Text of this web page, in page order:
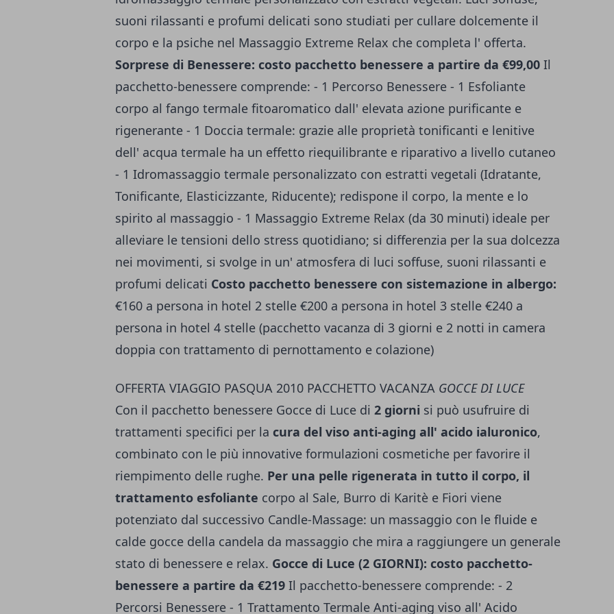
suoni rilassanti e profumi delicati sono studiati per cullare dolcemente il
corpo e la psiche nel Massaggio Extreme Relax che completa l' offerta.
Sorprese di Benessere: costo pacchetto benessere a partire da €99,00 Il
pacchetto-benessere comprende: - 1 Percorso Benessere - 1 Esfoliante
corpo al fango termale fitoaromatico dall' elevata azione purificante e
rigenerante - 1 Doccia termale: grazie alle proprietà tonificanti e lenitive
dell' acqua termale ha un effetto riequilibrante e riparativo a livello cutaneo
- 1 Idromassaggio termale personalizzato con estratti vegetali (Idratante,
Tonificante, Elasticizzante, Riducente); redispone il corpo, la mente e lo
spirito al massaggio - 1 Massaggio Extreme Relax (da 30 minuti) ideale per
alleviare le tensioni dello stress quotidiano; si differenzia per la sua dolcezza
nei movimenti, si svolge in un' atmosfera di luci soffuse, suoni rilassanti e
profumi delicati Costo pacchetto benessere con sistemazione in albergo:
€160 a persona in hotel 2 stelle €200 a persona in hotel 3 stelle €240 a
persona in hotel 4 stelle (pacchetto vacanza di 3 giorni e 2 notti in camera
doppia con trattamento di pernottamento e colazione)
OFFERTA VIAGGIO PASQUA 2010 PACCHETTO VACANZA GOCCE DI LUCE
Con il pacchetto benessere Gocce di Luce di 2 giorni si può usufruire di
trattamenti specifici per la cura del viso anti-aging all' acido ialuronico,
combinato con le più innovative formulazioni cosmetiche per favorire il
riempimento delle rughe. Per una pelle rigenerata in tutto il corpo, il
trattamento esfoliante corpo al Sale, Burro di Karitè e Fiori viene
potenziato dal successivo Candle-Massage: un massaggio con le fluide e
calde gocce della candela da massaggio che mira a raggiungere un generale
stato di benessere e relax. Gocce di Luce (2 GIORNI): costo pacchetto-
benessere a partire da €219 Il pacchetto-benessere comprende: - 2
Percorsi Benessere - 1 Trattamento Termale Anti-aging viso all' Acido